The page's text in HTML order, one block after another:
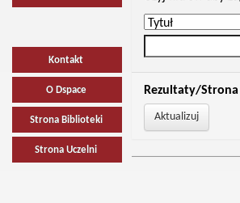
Kontakt
O Dspace
Strona Biblioteki
Strona Uczelni
Rezultaty/Strona